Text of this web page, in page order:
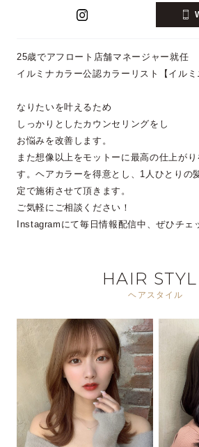
25歳でアフロート店舗マネージャー就任
イルミナカラー公認カラーリスト【イルミ
なりたいを叶えるため
しっかりとしたカウンセリングをし
お悩みを改善します。
また想像以上をモットーに最高の仕上が
す。ヘアカラーを得意とし、1人ひとりの
定で施術させて頂きます。
ご気軽にご相談ください！
Instagramにて毎日情報配信中、ぜひチェ
HAIR
ヘアスタイル